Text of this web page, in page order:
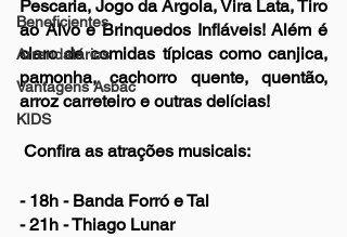
Beneficientes
Arrendatários
Vantagens Asbac
KIDS
Pescaria, Jogo da Argola, Vira Lata, Tiro
ao Alvo e Brinquedos Infláveis! Além é
claro de comidas típicas como canjica,
pamonha, cachorro quente, quentão,
arroz carreteiro e outras delícias!
Confira as atrações musicais:
- 18h - Banda Forró e Tal
- 21h - Thiago Lunar